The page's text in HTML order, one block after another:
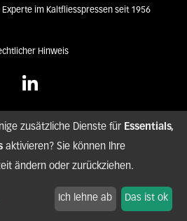
Experte im Kaltfliesspressen seit 1956
Hinweis
zusätzliche Dienste für Essentials,
aktivieren? Sie können Ihre
ändern oder zurückziehen.
Ich lehne ab Das ist ok